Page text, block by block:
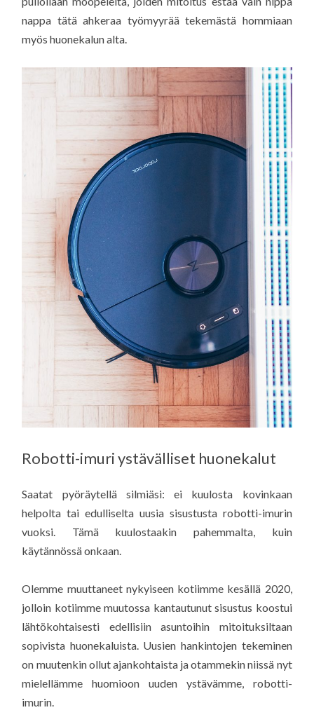
nappa tätä ahkeraa työmyyrää tekemästä hommiaan
myös huonekalun alta.
Robotti-imuri ystävälliset huonekalut
Saatat pyöräytellä silmiäsi: ei kuulosta kovinkaan
helpolta tai edulliselta uusia sisustusta robotti-imurin
vuoksi. Tämä kuulostaakin pahemmalta, kuin
käytännössä onkaan.
Olemme muuttaneet nykyiseen kotiimme kesällä 2020,
jolloin kotiimme muutossa kantautunut sisustus koostui
lähtökohtaisesti edellisiin asuntoihin mitoituksiltaan
sopivista huonekaluista. Uusien hankintojen tekeminen
on muutenkin ollut ajankohtaista ja otammekin niissä nyt
mielellämme huomioon uuden ystävämme, robotti-
imurin.